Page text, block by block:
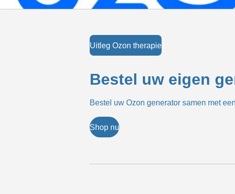
Uitleg Ozon therapie
Bestel uw eigen
Bestel uw Ozon generator samen met
Shop nu